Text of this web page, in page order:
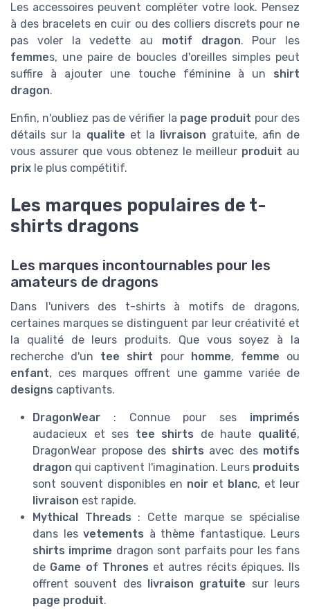
Les accessoires peuvent compléter votre look. Pensez
à des bracelets en cuir ou des colliers discrets pour ne
pas voler la vedette au motif dragon. Pour les
femmes, une paire de boucles d'oreilles simples peut
suffire à ajouter une touche féminine à un shirt
dragon.
Enfin, n'oubliez pas de vérifier la page produit pour des
détails sur la qualite et la livraison gratuite, afin de
vous assurer que vous obtenez le meilleur produit au
prix le plus compétitif.
Les marques populaires de t-
shirts dragons
Les marques incontournables pour les
amateurs de dragons
Dans l'univers des t-shirts à motifs de dragons,
certaines marques se distinguent par leur créativité et
la qualité de leurs produits. Que vous soyez à la
recherche d'un tee shirt pour homme, femme ou
enfant, ces marques offrent une gamme variée de
designs captivants.
DragonWear : Connue pour ses imprimés
audacieux et ses tee shirts de haute qualité,
DragonWear propose des shirts avec des motifs
dragon qui captivent l'imagination. Leurs produits
sont souvent disponibles en noir et blanc, et leur
livraison est rapide.
Mythical Threads : Cette marque se spécialise
dans les vetements à thème fantastique. Leurs
shirts imprime dragon sont parfaits pour les fans
de Game of Thrones et autres récits épiques. Ils
offrent souvent des livraison gratuite sur leurs
page produit.